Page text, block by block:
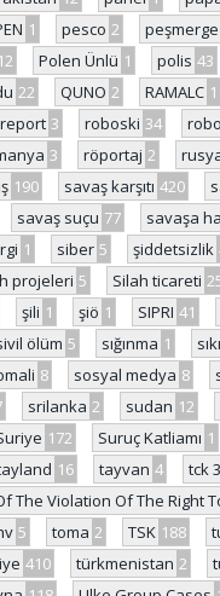
1 pesco 2 peşmerge
12 Polen Ünlü 1 polis 43
22 QUNO 2 RAMALC 1
report 3 roboski 34
3 röportaj 2
190 savaş karşıtı 420
savaş suçu 77 savaşa
1 siber 5 şiddetsizlik
projeleri 5 Silah ticareti
şili 1 şiö 1 SIPRI 41
ölüm 5 sığınma 1
8 sosyal medya 8
srilanka 2 sudan 12
172 Suruç Katliamı 1
16 tayvan 4 tck
The Violation Of The Right
5 toma 2 TSK 188
410 türkmenistan 2